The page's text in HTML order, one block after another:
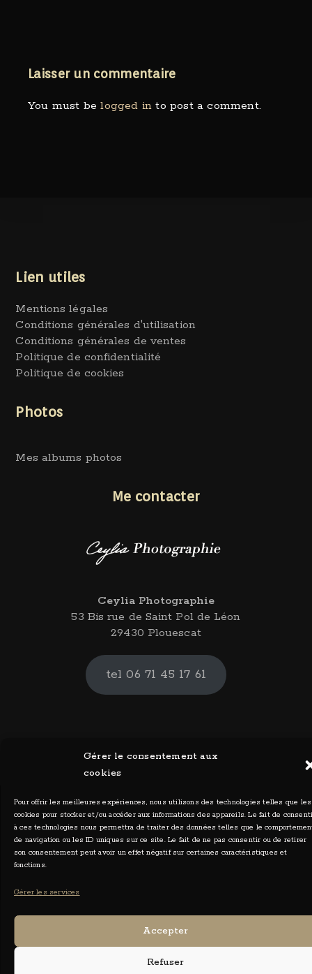
Gérer le consentement aux
cookies
Pour offrir les meilleures expériences, nous utilisons des technologies telles que les
cookies pour stocker et/ou accéder aux informations des appareils. Le fait de
à ces technologies nous permettra de traiter des données telles que le
de navigation ou les ID uniques sur ce site. Le fait de ne pas consentir ou de retirer
son consentement peut avoir un effet négatif sur certaines caractéristiques et
fonctions.
Gérer les services
Accepter
Refuser
Laisser un commentaire
You must belogged in to post a comment.
Lien utiles
Mentions légales
Conditions générales d'utilisation
Conditions générales de ventes
Politique de confidentialité
Politique de cookies
Photos
Mes albums photos
Me contacter
Ceylia Photographie
53 Bis rue de Saint Pol de Léon
29430 Plouescat
tel 06 71 45 17 61
Ceylia Photographies - Tous droits réservés 2026